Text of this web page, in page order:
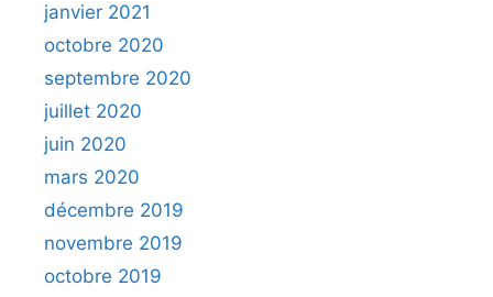
janvier 2021
octobre 2020
septembre 2020
juillet 2020
juin 2020
mars 2020
décembre 2019
novembre 2019
octobre 2019